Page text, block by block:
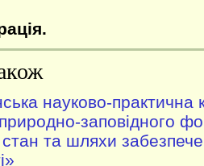
науково-практична
заповідного
та шляхи